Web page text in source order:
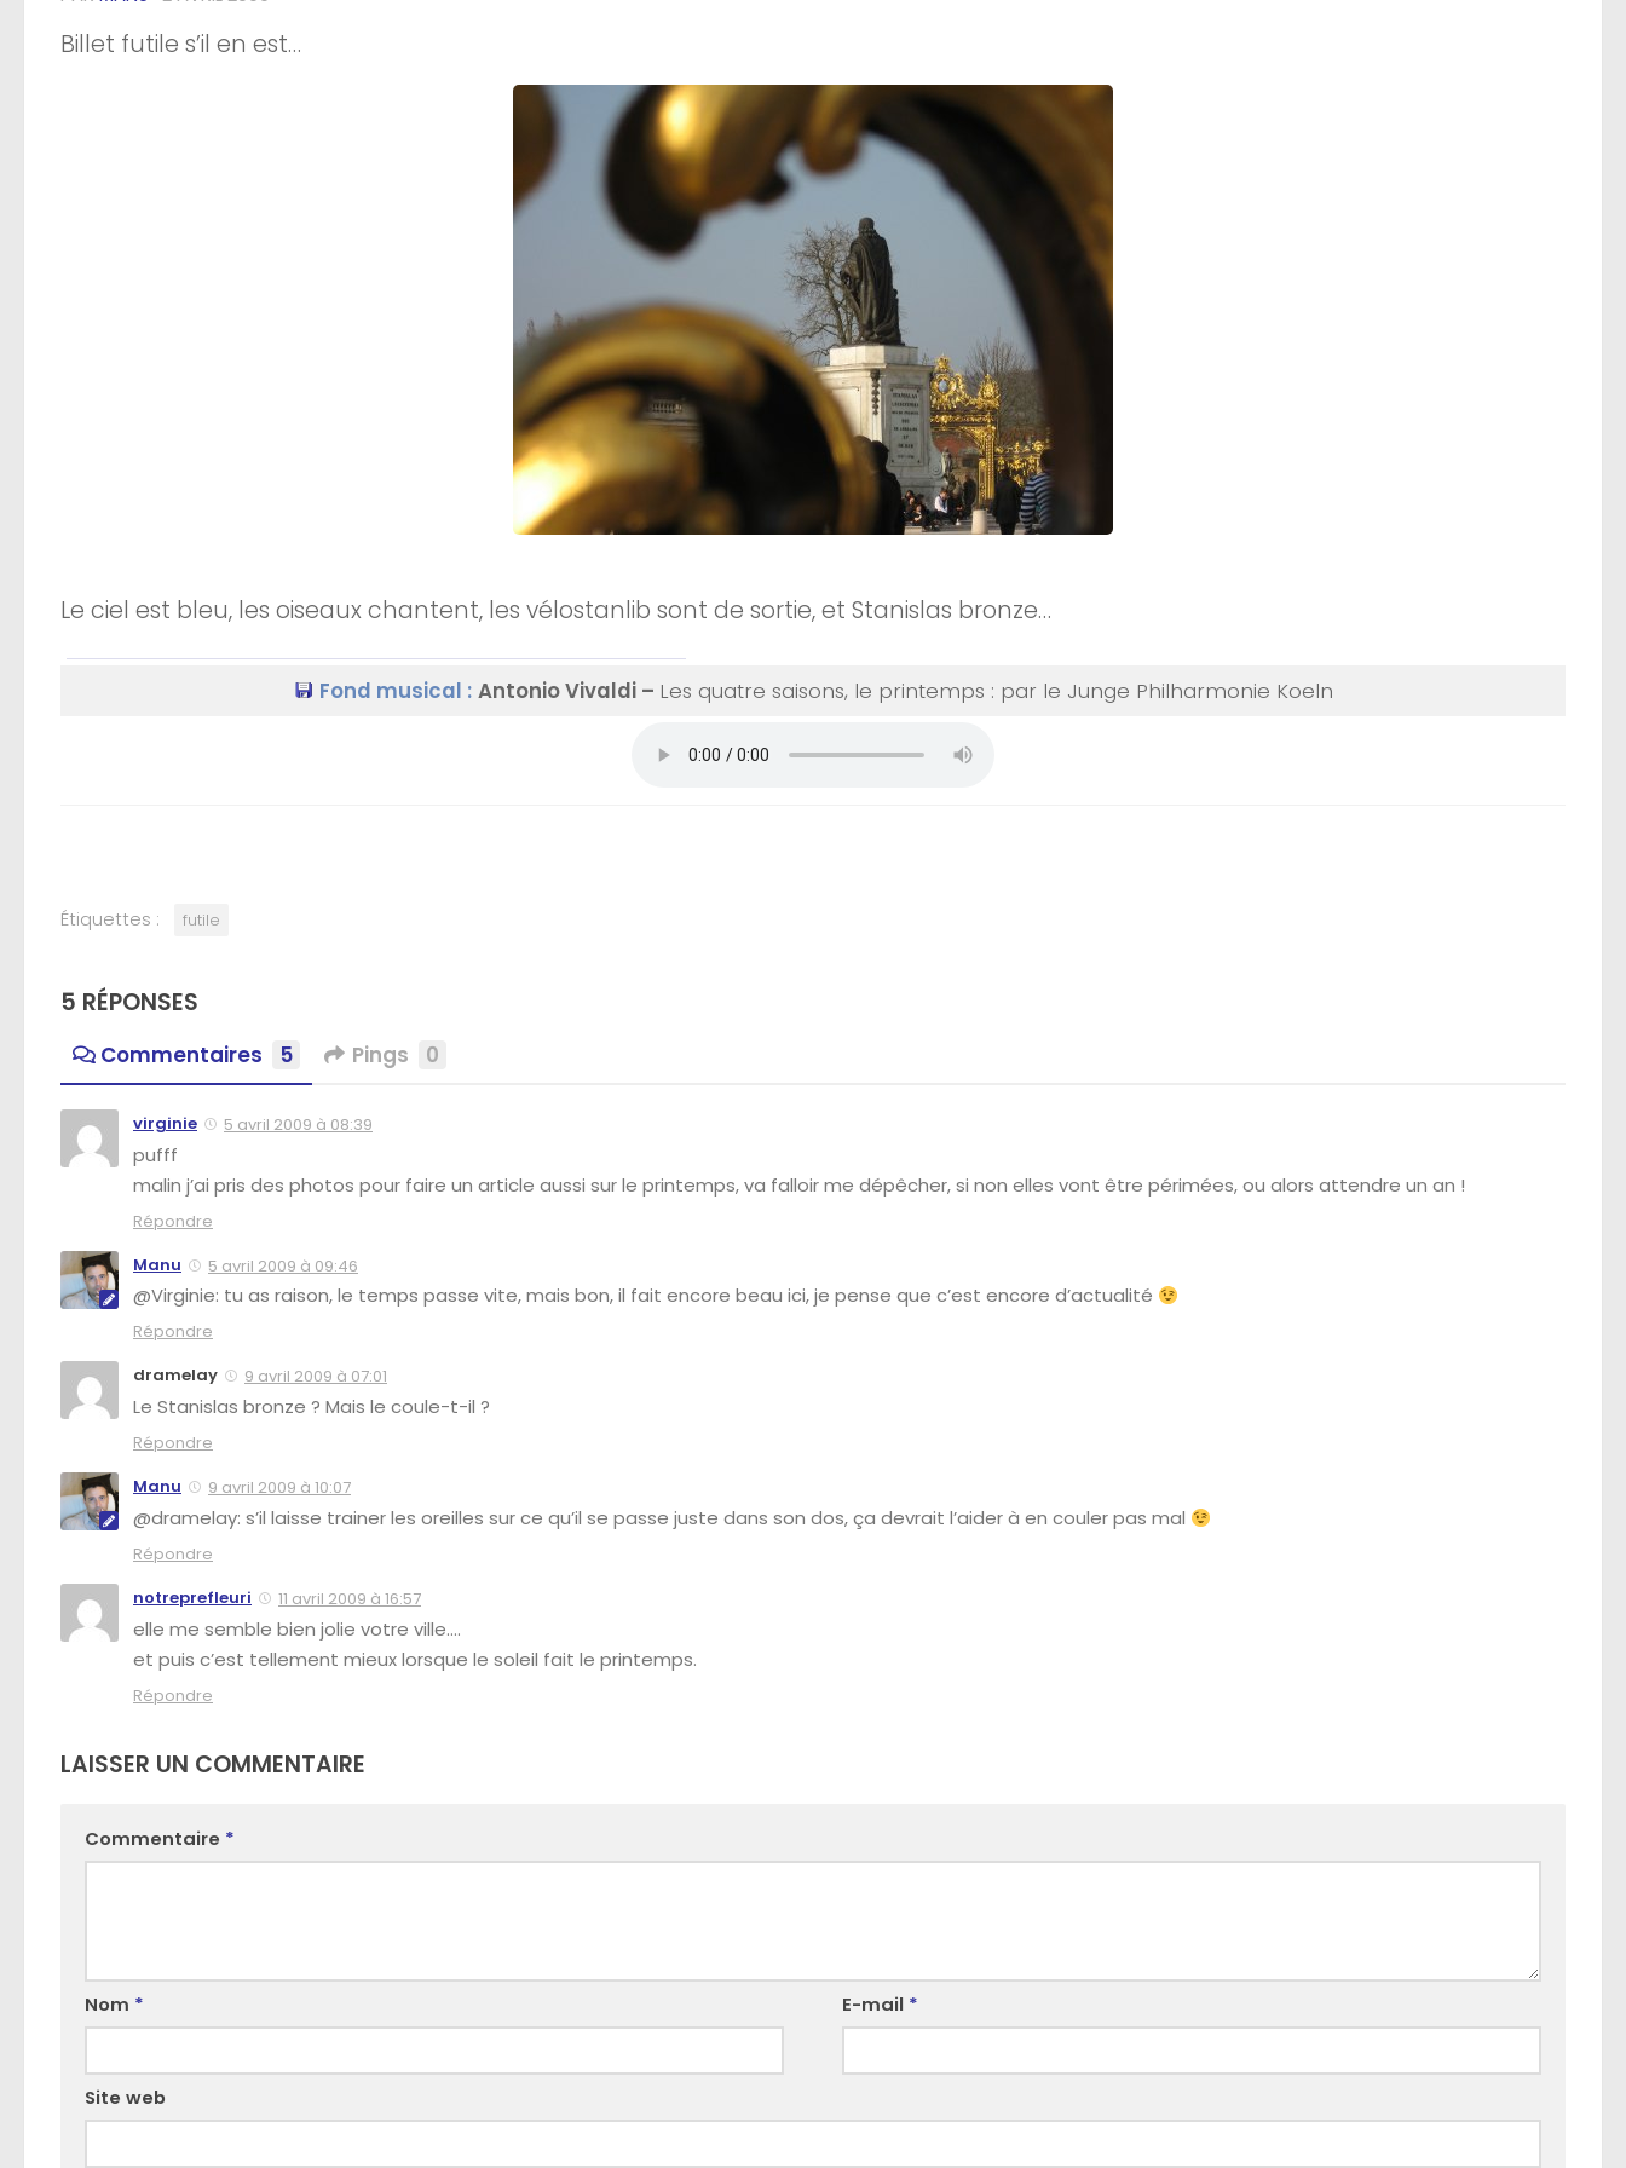
Billet futile s’il en est…
Le ciel est bleu, les oiseaux chantent, les vélostanlib sont de sortie, et Stanislas bronze…
Fond musical : Antonio Vivaldi – Les quatre saisons, le printemps : par le Junge Philharmonie Koeln
Étiquettes : futile
5 RÉPONSES
Commentaires 5 Pings 0
virginie 5 avril 2009 à 08:39
pufff
malin j’ai pris des photos pour faire un article aussi sur le printemps, va falloir me dépêcher, si non elles vont être périmées, ou alors attendre un an !
Répondre
Manu
5 avril 2009 à 09:46
@Virginie: tu as raison, le temps passe vite, mais bon, il fait encore beau ici, je pense que c’est encore d’actualité
Répondre
dramelay
9 avril 2009 à 07:01
Le Stanislas bronze ? Mais le coule-t-il ?
Répondre
Manu
9 avril 2009 à 10:07
@dramelay: s’il laisse trainer les oreilles sur ce qu’il se passe juste dans son dos, ça devrait l’aider à en couler pas mal
Répondre
notreprefleuri
11 avril 2009 à 16:57
elle me semble bien jolie votre ville….
et puis c’est tellement mieux lorsque le soleil fait le printemps.
Répondre
LAISSER UN COMMENTAIRE
Commentaire *
Nom * E-mail *
Site web